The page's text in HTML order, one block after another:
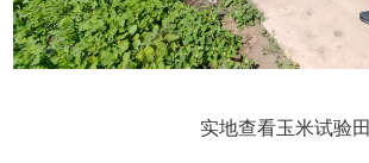
实地查看玉米试验田